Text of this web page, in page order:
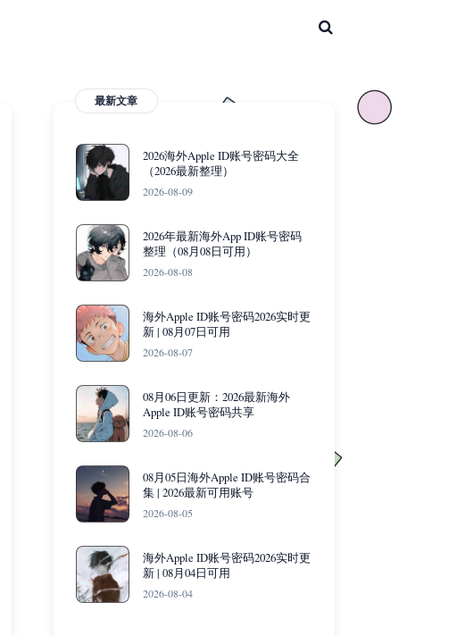
最新文章
2026海外Apple ID账号密码大全
（2026最新整理）
2026-08-09
2026年最新海外App ID账号密码
整理（08月08日可用）
2026-08-08
海外Apple ID账号密码2026实时更
新 | 08月07日可用
2026-08-07
08月06日更新：2026最新海外
Apple ID账号密码共享
2026-08-06
08月05日海外Apple ID账号密码合
集 | 2026最新可用账号
2026-08-05
海外Apple ID账号密码2026实时更
新 | 08月04日可用
2026-08-04